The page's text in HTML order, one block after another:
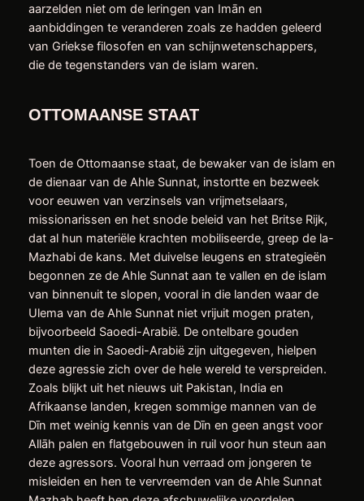
aarzelden niet om de leringen van Imān en
aanbiddingen te veranderen zoals ze hadden geleerd
van Griekse filosofen en van schijnwetenschappers,
die de tegenstanders van de islam waren.
OTTOMAANSE STAAT
Toen de Ottomaanse staat, de bewaker van de islam en
de dienaar van de Ahle Sunnat, instortte en bezweek
voor eeuwen van verzinsels van vrijmetselaars,
missionarissen en het snode beleid van het Britse Rijk,
dat al hun materiële krachten mobiliseerde, greep de la-
Mazhabi de kans. Met duivelse leugens en strategieën
begonnen ze de Ahle Sunnat aan te vallen en de islam
van binnenuit te slopen, vooral in die landen waar de
Ulema van de Ahle Sunnat niet vrijuit mogen praten,
bijvoorbeeld Saoedi-Arabië. De ontelbare gouden
munten die in Saoedi-Arabië zijn uitgegeven, hielpen
deze agressie zich over de hele wereld te verspreiden.
Zoals blijkt uit het nieuws uit Pakistan, India en
Afrikaanse landen, kregen sommige mannen van de
Dīn met weinig kennis van de Dīn en geen angst voor
Allāh palen en flatgebouwen in ruil voor hun steun aan
deze agressors. Vooral hun verraad om jongeren te
misleiden en hen te vervreemden van de Ahle Sunnat